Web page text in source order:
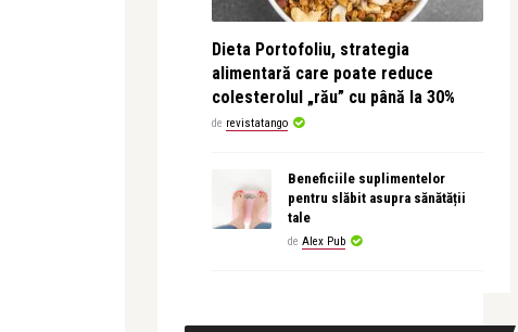
Dieta Portofoliu, strategia
alimentară care poate reduce
colesterolul „rău” cu până la 30%
de revistatango
Beneficiile suplimentelor
pentru slăbit asupra sănătății
tale
de Alex Pub